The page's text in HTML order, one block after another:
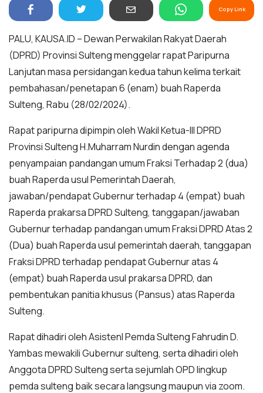
Copy Link
PALU, KAUSA.ID – Dewan Perwakilan Rakyat Daerah
(DPRD) Provinsi Sulteng menggelar rapat Paripurna
Lanjutan masa persidangan kedua tahun kelima terkait
pembahasan/penetapan 6 (enam) buah Raperda
Sulteng, Rabu (28/02/2024).
Rapat paripurna dipimpin oleh Wakil Ketua-III DPRD
Provinsi Sulteng H.Muharram Nurdin dengan agenda
penyampaian pandangan umum Fraksi Terhadap 2 (dua)
buah Raperda usul Pemerintah Daerah,
jawaban/pendapat Gubernur terhadap 4 (empat) buah
Raperda prakarsa DPRD Sulteng, tanggapan/jawaban
Gubernur terhadap pandangan umum Fraksi DPRD Atas 2
(Dua) buah Raperda usul pemerintah daerah, tanggapan
Fraksi DPRD terhadap pendapat Gubernur atas 4
(empat) buah Raperda usul prakarsa DPRD, dan
pembentukan panitia khusus (Pansus) atas Raperda
Sulteng.
Rapat dihadiri oleh AsistenI Pemda Sulteng Fahrudin D.
Yambas mewakili Gubernur sulteng, serta dihadiri oleh
Anggota DPRD Sulteng serta sejumlah OPD lingkup
pemda sulteng baik secara langsung maupun via zoom.